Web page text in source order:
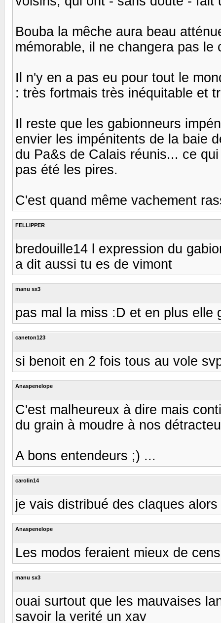
Bouba la mêche aura beau
mémorable, il ne changera pas le
Il n'y en a pas eu pour tout le
: très fortmais très inéquitable et
Il reste que les gabionneurs
envier les impénitents de la baie
du Pa&s de Calais réunis... ce
pas été les pires.
C'est quand même vachement
FELLIPPER
bredouille14 l expression du
a dit aussi tu es de vimont
manu sx3
pas mal la miss :D et en plus elle
caneton123
si benoit en 2 fois tous au vole
Anaspenelope
C'est malheureux à dire mais
du grain à moudre à nos
A bons entendeurs ;) ...
carolin14
je vais distribué des claques
Anaspenelope
Les modos feraient mieux de
manu sx3
ouai surtout que les mauvaises
savoir la verité un xav